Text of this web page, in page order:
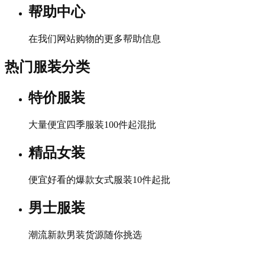
帮助中心
在我们网站购物的更多帮助信息
热门服装分类
特价服装
大量便宜四季服装100件起混批
精品女装
便宜好看的爆款女式服装10件起批
男士服装
潮流新款男装货源随你挑选